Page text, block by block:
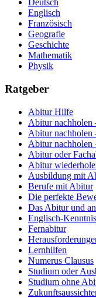
Deutsch
Englisch
Französisch
Geografie
Geschichte
Mathematik
Physik
Ratgeber
Abitur Hilfe
Abitur nachholen
Abitur nachholen
Abitur nachholen
Abitur oder
Abitur
Ausbildung mit
Berufe mit Abitur
Die perfekte
Das Abitur und
Englisch-
Fernabitur
Lernhilfen
Numerus Clausus
Studium oder
Studium ohne